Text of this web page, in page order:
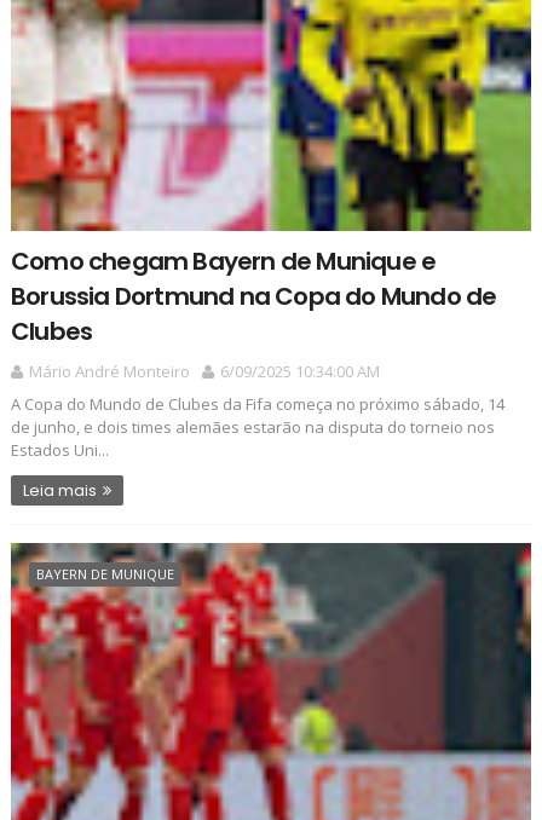
Como chegam Bayern de Munique e
Borussia Dortmund na Copa do Mundo de
Clubes
Mário André Monteiro
6/09/2025 10:34:00 AM
A Copa do Mundo de Clubes da Fifa começa no próximo sábado, 14
de junho, e dois times alemães estarão na disputa do torneio nos
Estados Uni...
Leia mais
BAYERN DE MUNIQUE